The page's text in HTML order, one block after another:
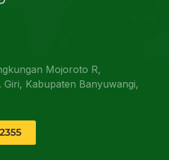
Mojoroto R,
Kabupaten Banyuwangi,